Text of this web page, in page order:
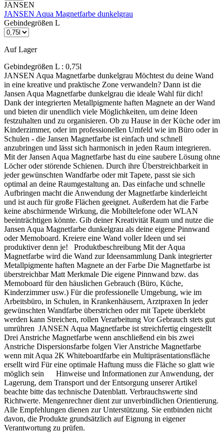
JANSEN
JANSEN Aqua Magnetfarbe dunkelgrau
Gebindegrößen L
Auf Lager
Gebindegrößen L : 0,75l
JANSEN Aqua Magnetfarbe dunkelgrau Möchtest du deine Wand
in eine kreative und praktische Zone verwandeln? Dann ist die
Jansen Aqua Magnetfarbe dunkelgrau die ideale Wahl für dich!
Dank der integrierten Metallpigmente haften Magnete an der Wand
und bieten dir unendlich viele Möglichkeiten, um deine Ideen
festzuhalten und zu organisieren. Ob zu Hause in der Küche oder im
Kinderzimmer, oder im professionellen Umfeld wie im Büro oder in
Schulen - die Jansen Magnetfarbe ist einfach und schnell
anzubringen und lässt sich harmonisch in jeden Raum integrieren.
Mit der Jansen Aqua Magnetfarbe hast du eine saubere Lösung ohne
Löcher oder störende Schienen. Durch ihre Überstreichbarkeit in
jeder gewünschten Wandfarbe oder mit Tapete, passt sie sich
optimal an deine Raumgestaltung an. Das einfache und schnelle
Aufbringen macht die Anwendung der Magnetfarbe kinderleicht
und ist auch für große Flächen geeignet. Außerdem hat die Farbe
keine abschirmende Wirkung, die Mobiltelefone oder WLAN
beeinträchtigen könnte. Gib deiner Kreativität Raum und nutze die
Jansen Aqua Magnetfarbe dunkelgrau als deine eigene Pinnwand
oder Memoboard. Kreiere eine Wand voller Ideen und sei
produktiver denn je! Produktbeschreibung Mit der Aqua
Magnetfarbe wird die Wand zur Ideensammlung Dank integrierter
Metallpigmente haften Magnete an der Farbe Die Magnetfarbe ist
überstreichbar Matt Merkmale Die eigene Pinnwand bzw. das
Memoboard für den häuslichen Gebrauch (Büro, Küche,
Kinderzimmer usw.) Für die professionelle Umgebung, wie im
Arbeitsbüro, in Schulen, in Krankenhäusern, Arztpraxen In jeder
gewünschten Wandfarbe überstrichen oder mit Tapete überklebt
werden kann Streichen, rollen Verarbeitung Vor Gebrauch stets gut
umrühren JANSEN Aqua Magnetfarbe ist streichfertig eingestellt
Drei Anstriche Magnetfarbe wenn anschließend ein bis zwei
Anstriche Dispersionsfarbe folgen Vier Anstriche Magnetfarbe
wenn mit Aqua 2K Whiteboardfarbe ein Multipräsentationsfläche
ersellt wird Für eine optimale Haftung muss die Fläche so glatt wie
möglich sein Hinweise und Informationen zur Anwendung, der
Lagerung, dem Transport und der Entsorgung unserer Artikel
beachte bitte das technische Datenblatt. Verbrauchswerte sind
Richtwerte. Mengenrechner dient zur unverbindlichen Orientierung.
Alle Empfehlungen dienen zur Unterstützung. Sie entbinden nicht
davon, die Produkte grundsätzlich auf Eignung in eigener
Verantwortung zu prüfen.